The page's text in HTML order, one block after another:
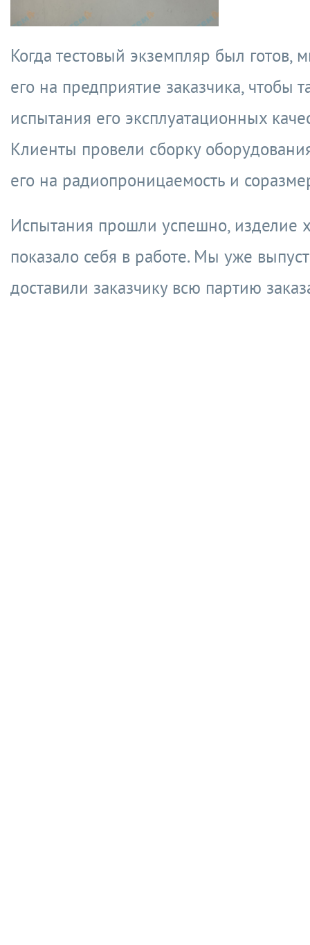
Когда тестовый экземпляр был готов,
его на предприятие заказчика, чтобы
испытания его эксплуатационных
Клиенты провели сборку
его на радиопроницаемость и
Испытания прошли успешно, изделие
показало себя в работе. Мы уже
доставили заказчику всю партию